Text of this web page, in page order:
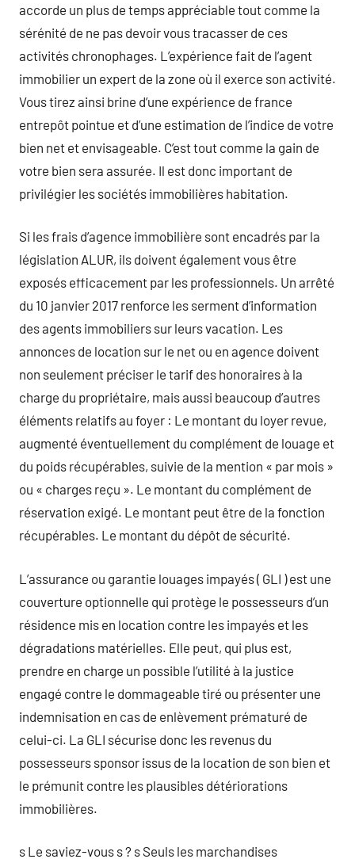
accorde un plus de temps appréciable tout comme la
sérénité de ne pas devoir vous tracasser de ces
activités chronophages. L’expérience fait de l’agent
immobilier un expert de la zone où il exerce son activité.
Vous tirez ainsi brine d’une expérience de france
entrepôt pointue et d’une estimation de l’indice de votre
bien net et envisageable. C’est tout comme la gain de
votre bien sera assurée. Il est donc important de
privilégier les sociétés immobilières habitation.
Si les frais d’agence immobilière sont encadrés par la
législation ALUR, ils doivent également vous être
exposés efficacement par les professionnels. Un arrêté
du 10 janvier 2017 renforce les serment d’information
des agents immobiliers sur leurs vacation. Les
annonces de location sur le net ou en agence doivent
non seulement préciser le tarif des honoraires à la
charge du propriétaire, mais aussi beaucoup d’autres
éléments relatifs au foyer : Le montant du loyer revue,
augmenté éventuellement du complément de louage et
du poids récupérables, suivie de la mention « par mois »
ou « charges reçu ». Le montant du complément de
réservation exigé. Le montant peut être de la fonction
récupérables. Le montant du dépôt de sécurité.
L’assurance ou garantie louages impayés ( GLI ) est une
couverture optionnelle qui protège le possesseurs d’un
résidence mis en location contre les impayés et les
dégradations matérielles. Elle peut, qui plus est,
prendre en charge un possible l’utilité à la justice
engagé contre le dommageable tiré ou présenter une
indemnisation en cas de enlèvement prématuré de
celui-ci. La GLI sécurise donc les revenus du
possesseurs sponsor issus de la location de son bien et
le prémunit contre les plausibles détériorations
immobilières.
s Le saviez-vous s ? s Seuls les marchandises